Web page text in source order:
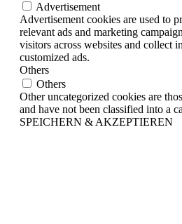
Advertisement
Advertisement cookies are used to
relevant ads and marketing
visitors across websites and collect
customized ads.
Others
Others
Other uncategorized cookies are
and have not been classified into a
SPEICHERN & AKZEPTIEREN